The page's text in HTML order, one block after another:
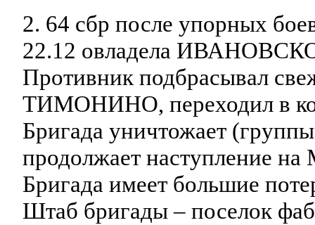
2. 64 сбр после упорных
22.12 овладела
Противник подбрасывал
ТИМОНИНО, переходил в
Бригада уничтожает
продолжает
Бригада имеет большие
Штаб бригады – поселок